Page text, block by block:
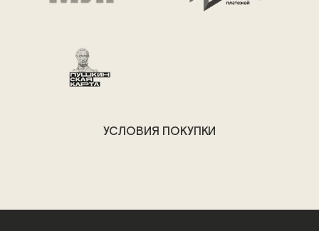
УСЛОВИЯ ПОКУПКИ